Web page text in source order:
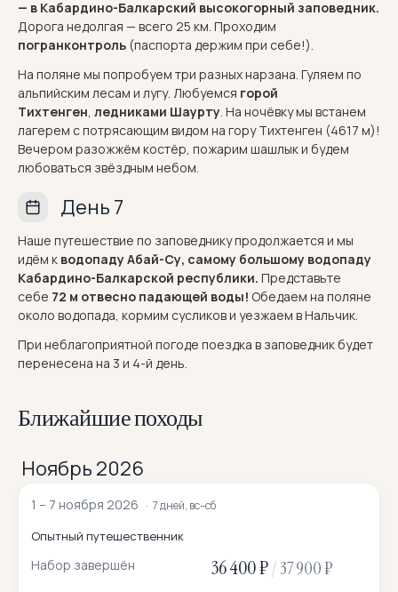
— в Кабардино-Балкарский высокогорный заповедник.
Дорога недолгая — всего 25 км. Проходим
погранконтроль (паспорта держим при себе!).
На поляне мы попробуем три разных нарзана. Гуляем по
альпийским лесам и лугу. Любуемся горой
Тихтенген, ледниками Шаурту. На ночёвку мы встанем
лагерем с потрясающим видом на гору Тихтенген (4617 м)!
Вечером разожжём костёр, пожарим шашлык и будем
любоваться звёздным небом.
День 7
Наше путешествие по заповеднику продолжается и мы
идём к водопаду Абай-Су, самому большому водопаду
Кабардино-Балкарской республики. Представьте
себе 72 м отвесно падающей воды! Обедаем на поляне
около водопада, кормим сусликов и уезжаем в Нальчик.
При неблагоприятной погоде поездка в заповедник будет
перенесена на 3 и 4-й день.
Ближайшие походы
Ноябрь 2026
1 – 7 ноября 2026 7 дней, вс–сб
Опытный путешественник
Набор завершён 36 400 ₽/37 900 ₽